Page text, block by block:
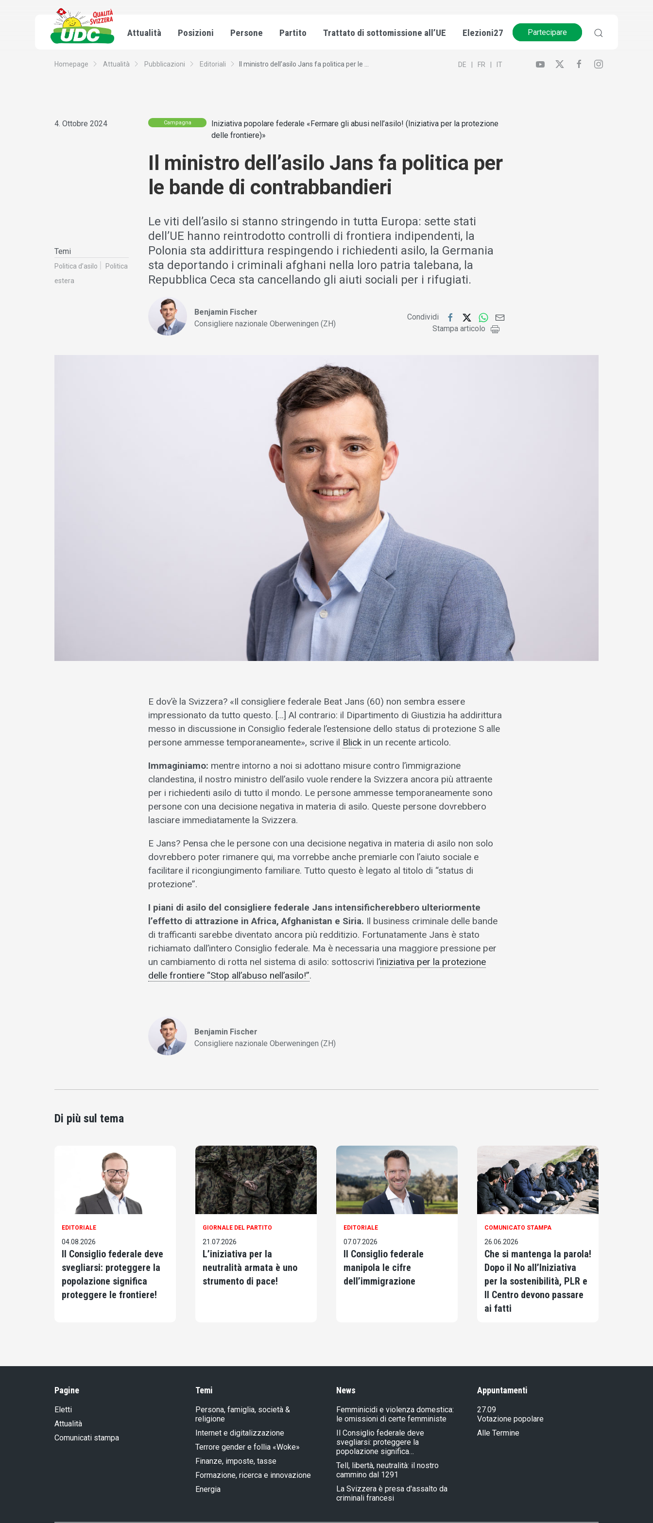
Attualità Posizioni Persone Partito Trattato di sottomissione all’UE Elezioni27 Partecipare
Homepage Attualità Pubblicazioni Editoriali Il ministro dell’asilo Jans fa politica per le ... DE FR IT
4. Ottobre 2024
Temi
Politica d’asilo
Politica
estera
Campagna
Iniziativa popolare federale «Fermare gli abusi nell’asilo! (Iniziativa per la protezione
delle frontiere)»
Il ministro dell’asilo Jans fa politica per
le bande di contrabbandieri
Le viti dell’asilo si stanno stringendo in tutta Europa: sette stati
dell’UE hanno reintrodotto controlli di frontiera indipendenti, la
Polonia sta addirittura respingendo i richiedenti asilo, la Germania
sta deportando i criminali afghani nella loro patria talebana, la
Repubblica Ceca sta cancellando gli aiuti sociali per i rifugiati.
Benjamin Fischer
Consigliere nazionale Oberweningen (ZH)
Condividi
Stampa articolo
E dov’è la Svizzera? «Il consigliere federale Beat Jans (60) non sembra essere
impressionato da tutto questo. […] Al contrario: il Dipartimento di Giustizia ha addirittura
messo in discussione in Consiglio federale l’estensione dello status di protezione S alle
persone ammesse temporaneamente», scrive il Blick in un recente articolo.
Immaginiamo: mentre intorno a noi si adottano misure contro l’immigrazione
clandestina, il nostro ministro dell’asilo vuole rendere la Svizzera ancora più attraente
per i richiedenti asilo di tutto il mondo. Le persone ammesse temporaneamente sono
persone con una decisione negativa in materia di asilo. Queste persone dovrebbero
lasciare immediatamente la Svizzera.
E Jans? Pensa che le persone con una decisione negativa in materia di asilo non solo
dovrebbero poter rimanere qui, ma vorrebbe anche premiarle con l’aiuto sociale e
facilitare il ricongiungimento familiare. Tutto questo è legato al titolo di “status di
protezione”.
I piani di asilo del consigliere federale Jans intensificherebbero ulteriormente
l’effetto di attrazione in Africa, Afghanistan e Siria. Il business criminale delle bande
di trafficanti sarebbe diventato ancora più redditizio. Fortunatamente Jans è stato
richiamato dall’intero Consiglio federale. Ma è necessaria una maggiore pressione per
un cambiamento di rotta nel sistema di asilo: sottoscrivi l’iniziativa per la protezione
delle frontiere “Stop all’abuso nell’asilo!”.
Benjamin Fischer
Consigliere nazionale Oberweningen (ZH)
Di più sul tema
EDITORIALE
04.08.2026
Il Consiglio federale deve
svegliarsi: proteggere la
popolazione significa
proteggere le frontiere!
GIORNALE DEL PARTITO
21.07.2026
L’iniziativa per la
neutralità armata è uno
strumento di pace!
EDITORIALE
07.07.2026
Il Consiglio federale
manipola le cifre
dell’immigrazione
COMUNICATO STAMPA
26.06.2026
Che si mantenga la parola!
Dopo il No all’Iniziativa
per la sostenibilità, PLR e
Il Centro devono passare
ai fatti
Pagine
Eletti
Attualità
Comunicati stampa
Temi
Persona, famiglia, società &
religione
Internet e digitalizzazione
Terrore gender e follia «Woke»
Finanze, imposte, tasse
Formazione, ricerca e innovazione
Energia
News
Femminicidi e violenza domestica:
le omissioni di certe femministe
Il Consiglio federale deve
svegliarsi: proteggere la
popolazione significa…
Tell, libertà, neutralità: il nostro
cammino dal 1291
La Svizzera è presa d'assalto da
criminali francesi
Appuntamenti
27.09
Votazione popolare
Alle Termine